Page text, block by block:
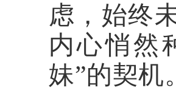
虑，始终
内心悄然
妹”的契机